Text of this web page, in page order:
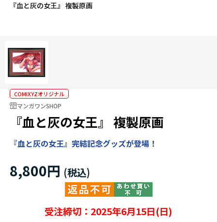
『血と灰の女王』 複製原画
COMIXYZオリジナル
マンガワンSHOP
『血と灰の女王』 複製原画
『血と灰の女王』完結記念グッズが登場！
8,800円
受注締切：2025年6月15日(日)